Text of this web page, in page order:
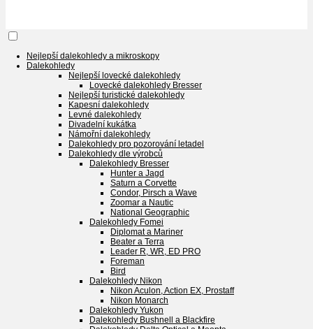
Nejlepší dalekohledy a mikroskopy
Dalekohledy
Nejlepší lovecké dalekohledy
Lovecké dalekohledy Bresser
Nejlepší turistické dalekohledy
Kapesní dalekohledy
Levné dalekohledy
Divadelní kukátka
Námořní dalekohledy
Dalekohledy pro pozorování letadel
Dalekohledy dle výrobců
Dalekohledy Bresser
Hunter a Jagd
Saturn a Corvette
Condor, Pirsch a Wave
Zoomar a Nautic
National Geographic
Dalekohledy Fomei
Diplomat a Mariner
Beater a Terra
Leader R, WR, ED PRO
Foreman
Bird
Dalekohledy Nikon
Nikon Aculon, Action EX, Prostaff
Nikon Monarch
Dalekohledy Yukon
Dalekohledy Bushnell a Blackfire